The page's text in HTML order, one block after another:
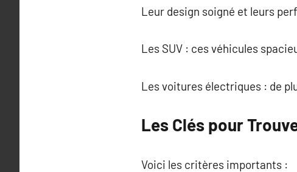
Leur design soigné et leurs
Les SUV : ces véhicules
Les voitures électriques : de
Les Clés pour
Voici les critères importants :